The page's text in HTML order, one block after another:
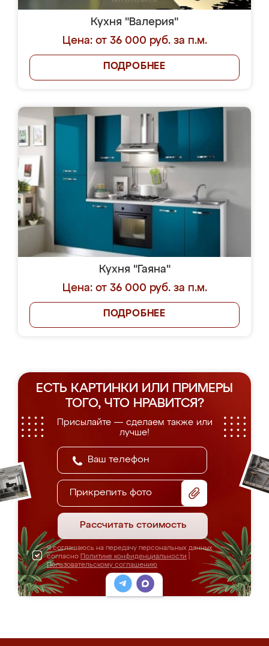
Кухня "Валерия"
Цена: от 36 000 руб. за п.м.
ПОДРОБНЕЕ
Кухня "Гаяна"
Цена: от 36 000 руб. за п.м.
ПОДРОБНЕЕ
ЕСТЬ КАРТИНКИ ИЛИ ПРИМЕРЫ
ТОГО, ЧТО НРАВИТСЯ?
Присылайте — сделаем также или
лучше!
Прикрепить фото
Рассчитать стоимость
Я соглашаюсь на передачу персональных данных
согласно Политике конфиденциальности
Пользовательскому соглашению